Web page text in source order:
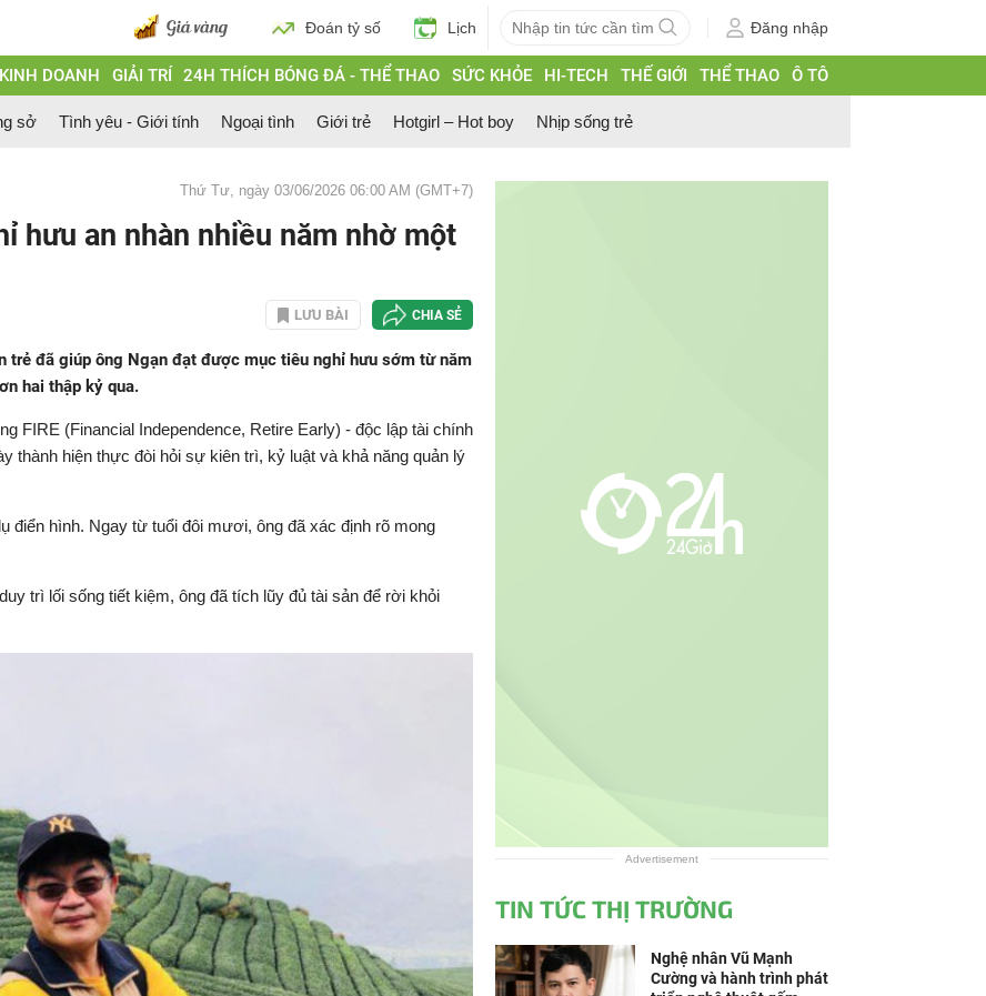
Đoán tỷ số Lịch Đăng nhập
KINH DOANH GIẢI TRÍ 24H THÍCH BÓNG ĐÁ - THỂ THAO SỨC KHỎE HI-TECH THẾ GIỚI THỂ THAO Ô TÔ
sở Tình yêu - Giới tính Ngoại tình Giới trẻ Hotgirl – Hot boy Nhịp sống trẻ
Thứ Tư, ngày 03/06/2026 06:00 AM (GMT+7)
hưu an nhàn nhiều năm nhờ một
LƯU BÀI CHIA SẺ
trẻ đã giúp ông Ngạn đạt được mục tiêu nghỉ hưu sớm từ năm
hai thập kỷ qua.
FIRE (Financial Independence, Retire Early) - độc lập tài chính
thành hiện thực đòi hỏi sự kiên trì, kỷ luật và khả năng quản lý
điển hình. Ngay từ tuổi đôi mươi, ông đã xác định rõ mong
trì lối sống tiết kiệm, ông đã tích lũy đủ tài sản để rời khỏi
Advertisement
TIN TỨC THỊ TRƯỜNG
Nghệ nhân Vũ Mạnh
Cường và hành trình phát